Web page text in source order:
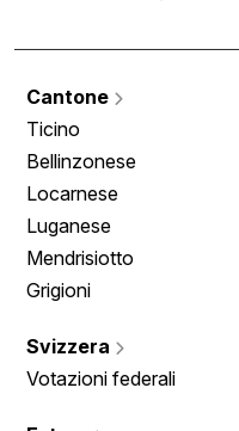
Cantone
Ticino
Bellinzonese
Locarnese
Luganese
Mendrisiotto
Grigioni
Svizzera
Votazioni federali